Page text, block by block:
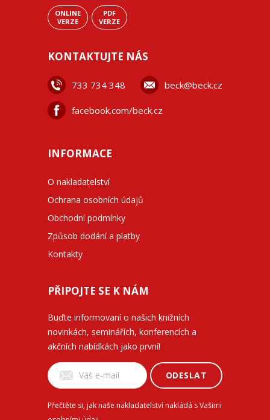
ONLINE
VERZE
PDF
VERZE
KONTAKTUJTE NÁS
733 734 348 beck@beck.cz
facebook.com/beck.cz
INFORMACE
O nakladatelství
Ochrana osobních údajů
Obchodní podmínky
Způsob dodání a platby
Kontakty
PŘIPOJTE SE K NÁM
Buďte informovaní o našich knižních
novinkách, seminářích, konferencích a
akčních nabídkách jako první!
ODESLAT
Přečtěte si, jak naše nakladatelství nakládá s Vašimi